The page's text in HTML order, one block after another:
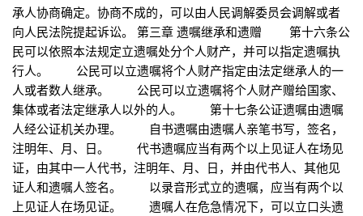
承人协商确定。协商不成的，可以由人民调解委员会调解或者
向人民法院提起诉讼。 第三章 遗嘱继承和遗赠 第十六条公
民可以依照本法规定立遗嘱处分个人财产，并可以指定遗嘱执
行人。 公民可以立遗嘱将个人财产指定由法定继承人的一
人或者数人继承。 公民可以立遗嘱将个人财产赠给国家、
集体或者法定继承人以外的人。 第十七条公证遗嘱由遗嘱
人经公证机关办理。 自书遗嘱由遗嘱人亲笔书写，签名，
注明年、月、日。 代书遗嘱应当有两个以上见证人在场见
证，由其中一人代书，注明年、月、日，并由代书人、其他见
证人和遗嘱人签名。 以录音形式立的遗嘱，应当有两个以
上见证人在场见证。 遗嘱人在危急情况下，可以立口头遗